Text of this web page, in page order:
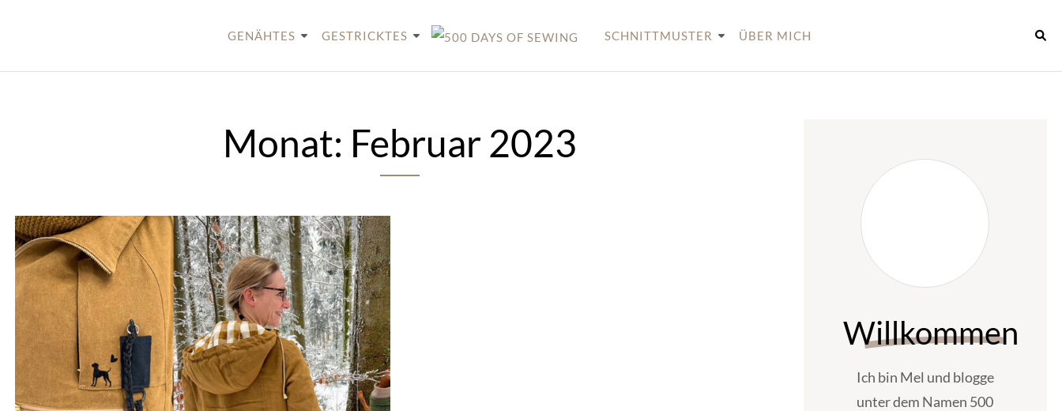
GENÄHTES GESTRICKTES SCHNITTMUSTER ÜBER MICH
Monat: Februar 2023
Willkommen
Ich bin Mel und blogge
unter dem Namen 500